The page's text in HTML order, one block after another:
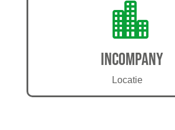

Incompany
Locatie